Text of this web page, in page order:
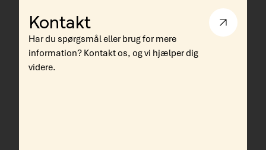
Kontakt
Har du spørgsmål eller brug for mere
information? Kontakt os, og vi hjælper dig
videre.